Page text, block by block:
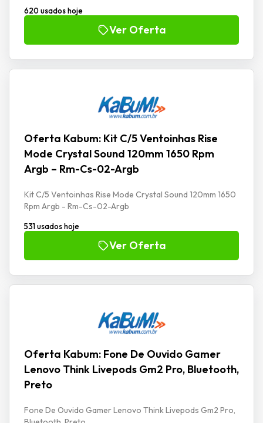
620 usados hoje
Ver Oferta
Oferta Kabum: Kit C/5 Ventoinhas Rise
Mode Crystal Sound 120mm 1650 Rpm
Argb – Rm-Cs-02-Argb
Kit C/5 Ventoinhas Rise Mode Crystal Sound 120mm 1650
Rpm Argb - Rm-Cs-02-Argb
531 usados hoje
Ver Oferta
Oferta Kabum: Fone De Ouvido Gamer
Lenovo Think Livepods Gm2 Pro, Bluetooth,
Preto
Fone De Ouvido Gamer Lenovo Think Livepods Gm2 Pro,